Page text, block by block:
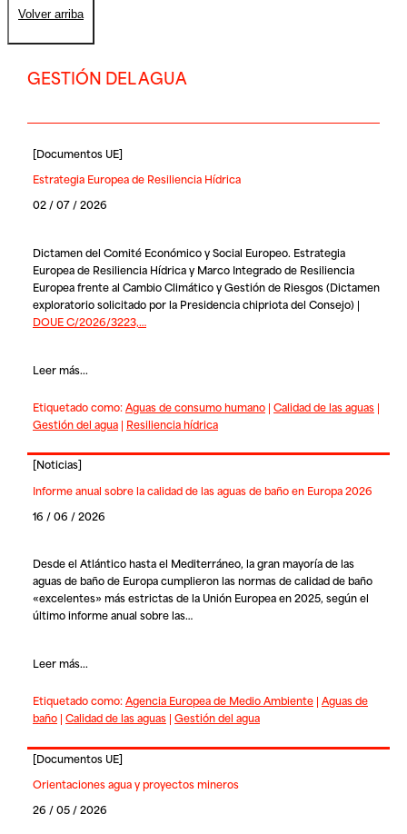
Volver arriba
GESTIÓN DEL AGUA
[Documentos UE]
Estrategia Europea de Resiliencia Hídrica
02 / 07 / 2026
Dictamen del Comité Económico y Social Europeo. Estrategia
Europea de Resiliencia Hídrica y Marco Integrado de Resiliencia
Europea frente al Cambio Climático y Gestión de Riesgos (Dictamen
exploratorio solicitado por la Presidencia chipriota del Consejo) |
DOUE C/2026/3223,…
Leer más...
Etiquetado como:Aguas de consumo humano| Calidad de las aguas|
Gestión del agua| Resiliencia hídrica
[Noticias]
Informe anual sobre la calidad de las aguas de baño en Europa 2026
16 / 06 / 2026
Desde el Atlántico hasta el Mediterráneo, la gran mayoría de las
aguas de baño de Europa cumplieron las normas de calidad de baño
«excelentes» más estrictas de la Unión Europea en 2025, según el
último informe anual sobre las…
Leer más...
Etiquetado como:Agencia Europea de Medio Ambiente| Aguas de
baño| Calidad de las aguas| Gestión del agua
[Documentos UE]
Orientaciones agua y proyectos mineros
26 / 05 / 2026